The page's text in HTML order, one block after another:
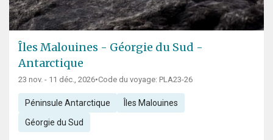
Îles Malouines - Géorgie du Sud -
Antarctique
23 nov. - 11 déc., 2026•Code du voyage: PLA23-26
Péninsule Antarctique Îles Malouines
Géorgie du Sud